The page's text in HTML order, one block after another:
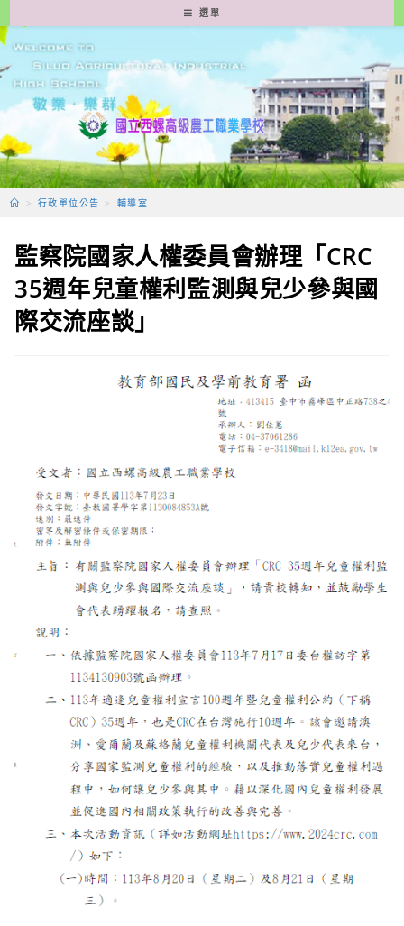
轉
至
要
容
選單
> 行政單位公告 > 輔導室
監察院國家人權委員會辦理「CRC
35週年兒童權利監測與兒少參與國
際交流座談」